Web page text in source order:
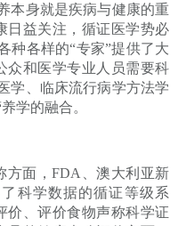
本身就是疾病与健康的重
日益关注，循证医学势必
种各样的“专家”提供了大
众和医学专业人员需要科
学、临床流行病学方法学
学的融合。
方面，FDA、澳大利亚新
科学数据的循证等级系
价、评价食物声称科学证